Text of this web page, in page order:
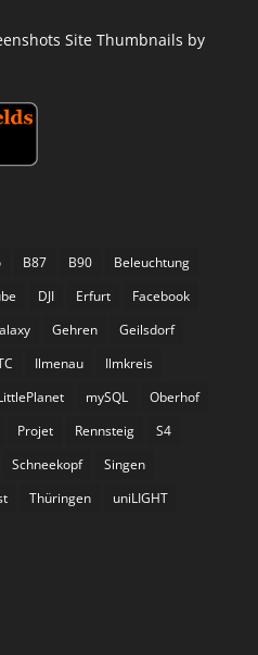
Site Thumbnails by
B87 B90
Beleuchtung
DJI Erfurt
Facebook
Gehren
Geilsdorf
Ilmenau
Ilmkreis
mySQL
Oberhof
Projet Rennsteig
S4
Schneekopf
Singen
Thüringen
uniLIGHT